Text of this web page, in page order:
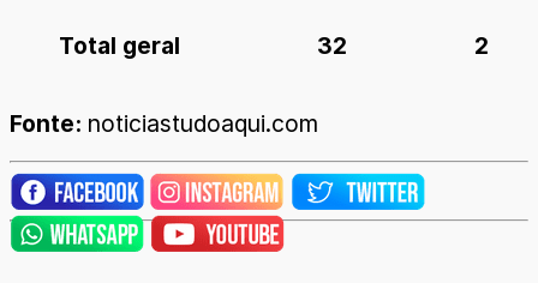
Total geral 32 2
Fonte: noticiastudoaqui.com